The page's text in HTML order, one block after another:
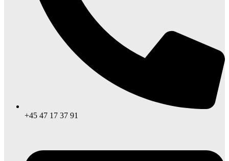
+45 47 17 37 91